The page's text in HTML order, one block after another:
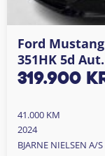
Ford
351HK 5d Aut.
319.900
41.000 KM
2024
BJARNE NIELSEN A/S